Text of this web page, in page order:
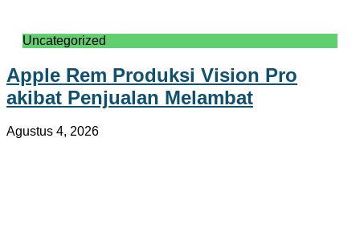
Uncategorized
Apple Rem Produksi Vision Pro
akibat Penjualan Melambat
Agustus 4, 2026